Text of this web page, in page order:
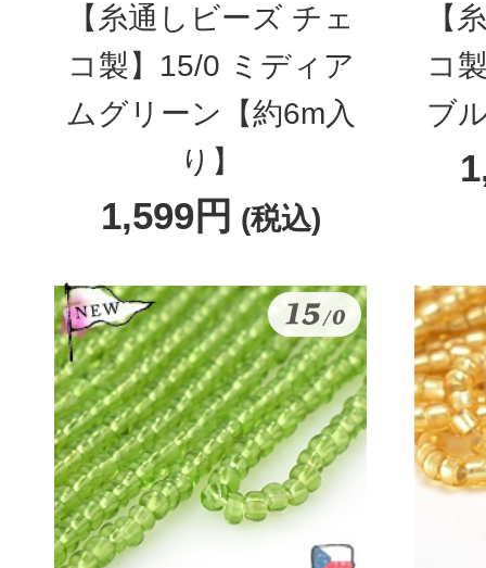
【糸通しビーズ チェ
コ製】15/0 ミディア
ムグリーン【約6m入
り】
1,599円 (税込)
【
コ
ブ